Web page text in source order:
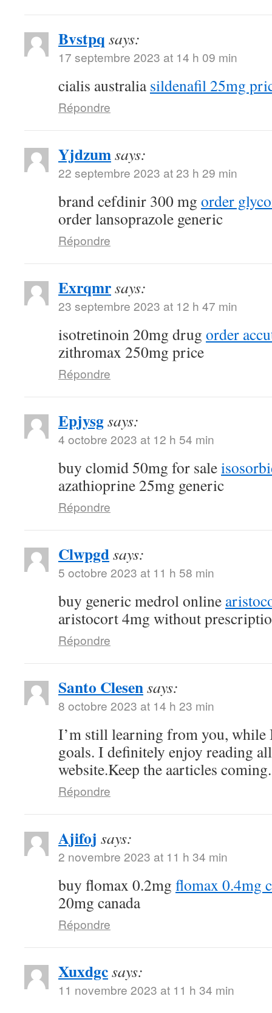
Bvstpq says:
17 septembre 2023 at 14 h 09 min
cialis australiasildenafil 25mg
Répondre
Yjdzumsays:
22 septembre 2023 at 23 h 29 min
brand cefdinir 300 mg order
order lansoprazole generic
Répondre
Exrqmrsays:
23 septembre 2023 at 12 h 47 min
isotretinoin 20mg drug order
zithromax 250mg price
Répondre
Epjysgsays:
4 octobre 2023 at 12 h 54 min
buy clomid 50mg for sale
azathioprine 25mg generic
Répondre
Clwpgdsays:
5 octobre 2023 at 11 h 58 min
buy generic medrol online
aristocort 4mg without
Répondre
Santo Clesensays:
8 octobre 2023 at 14 h 23 min
I’m still learning from you, while
goals. I definitely enjoy reading
website.Keep the aarticles
Répondre
Ajifoj says:
2 novembre 2023 at 11 h 34 min
buy flomax 0.2mg flomax 0.4mg
20mg canada
Répondre
Xuxdgcsays:
11 novembre 2023 at 11 h 34 min